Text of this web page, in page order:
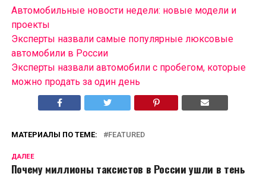
Автомобильные новости недели: новые модели и
проекты
Эксперты назвали самые популярные люксовые
автомобили в России
Эксперты назвали автомобили с пробегом, которые
можно продать за один день
МАТЕРИАЛЫ ПО ТЕМЕ: FEATURED
ДАЛЕЕ
Почему миллионы таксистов в России ушли в тень